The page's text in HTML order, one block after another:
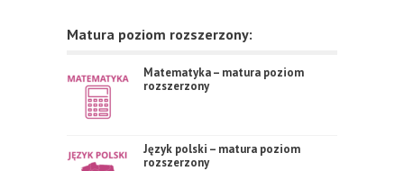
Matura poziom rozszerzony:
Matematyka – matura poziom
rozszerzony
Język polski – matura poziom
rozszerzony